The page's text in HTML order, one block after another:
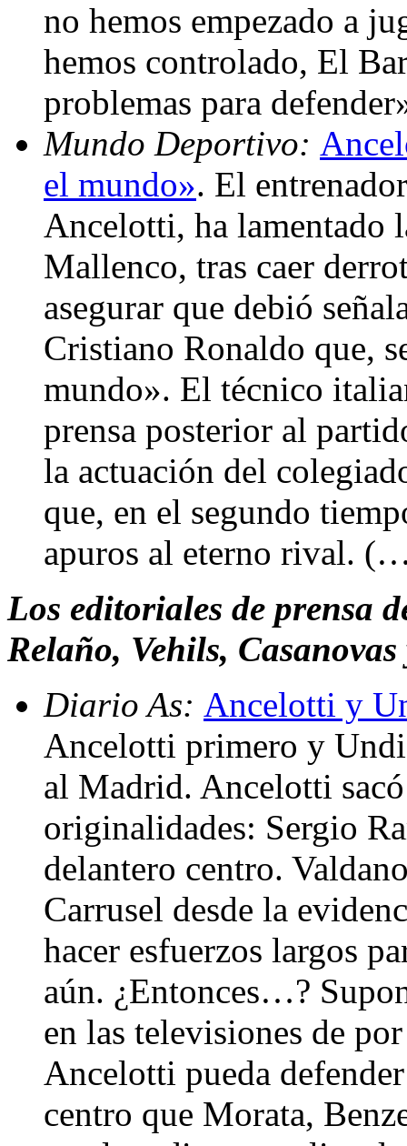
no hemos empezado a
hemos controlado, El
problemas para
Mundo Deportivo:
el mundo». El
Ancelotti, ha lamentado
Mallenco, tras caer
asegurar que debió
Cristiano Ronaldo que,
mundo». El técnico
prensa posterior al
la actuación del
que, en el segundo
apuros al eterno rival.
Los editoriales de prensa
Relaño, Vehils,
Diario As: Ancelotti y
Ancelotti primero y
al Madrid. Ancelotti
originalidades: Sergio
delantero centro.
Carrusel desde la
hacer esfuerzos largos
aún. ¿Entonces…?
en las televisiones de
Ancelotti pueda
centro que Morata,